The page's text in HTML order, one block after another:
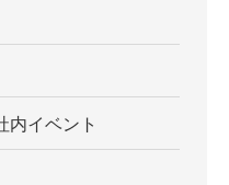
内イベント